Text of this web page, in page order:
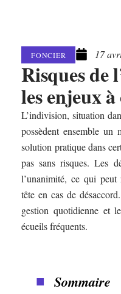
FONCIER 17
Risques de
les enjeux
L’indivision, situation
possèdent ensemble un
solution pratique dans
pas sans risques. Les
l’unanimité, ce qui peut
tête en cas de
gestion quotidienne et
écueils fréquents.
Sommaire